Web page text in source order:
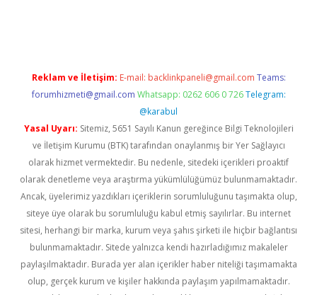
Reklam ve İletişim: E-mail: backlinkpaneli@gmail.com Teams:
forumhizmeti@gmail.com Whatsapp: 0262 606 0 726 Telegram:
@karabul
Yasal Uyarı: Sitemiz, 5651 Sayılı Kanun gereğince Bilgi Teknolojileri
ve İletişim Kurumu (BTK) tarafından onaylanmış bir Yer Sağlayıcı
olarak hizmet vermektedir. Bu nedenle, sitedeki içerikleri proaktif
olarak denetleme veya araştırma yükümlülüğümüz bulunmamaktadır.
Ancak, üyelerimiz yazdıkları içeriklerin sorumluluğunu taşımakta olup,
siteye üye olarak bu sorumluluğu kabul etmiş sayılırlar. Bu internet
sitesi, herhangi bir marka, kurum veya şahıs şirketi ile hiçbir bağlantısı
bulunmamaktadır. Sitede yalnızca kendi hazırladığımız makaleler
paylaşılmaktadır. Burada yer alan içerikler haber niteliği taşımamakta
olup, gerçek kurum ve kişiler hakkında paylaşım yapılmamaktadır.